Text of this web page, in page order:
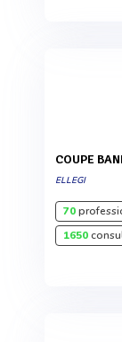
COUPE
ELLEGI
70
1650